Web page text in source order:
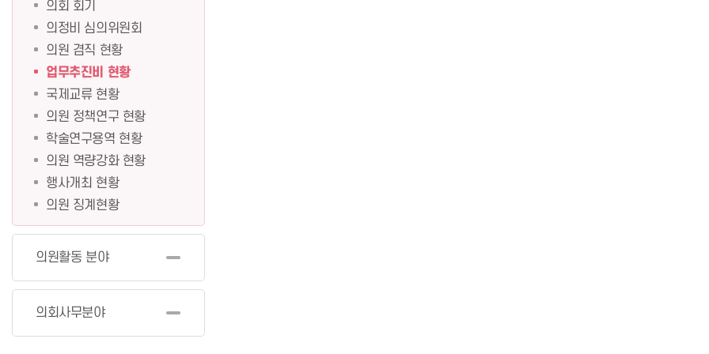
의회 회기
의정비 심의위원회
의원 겸직 현황
업무추진비 현황
국제교류 현황
의원 정책연구 현황
학술연구용역 현황
의원 역량강화 현황
행사개최 현황
의원 징계현황
의원활동 분야
의회사무분야